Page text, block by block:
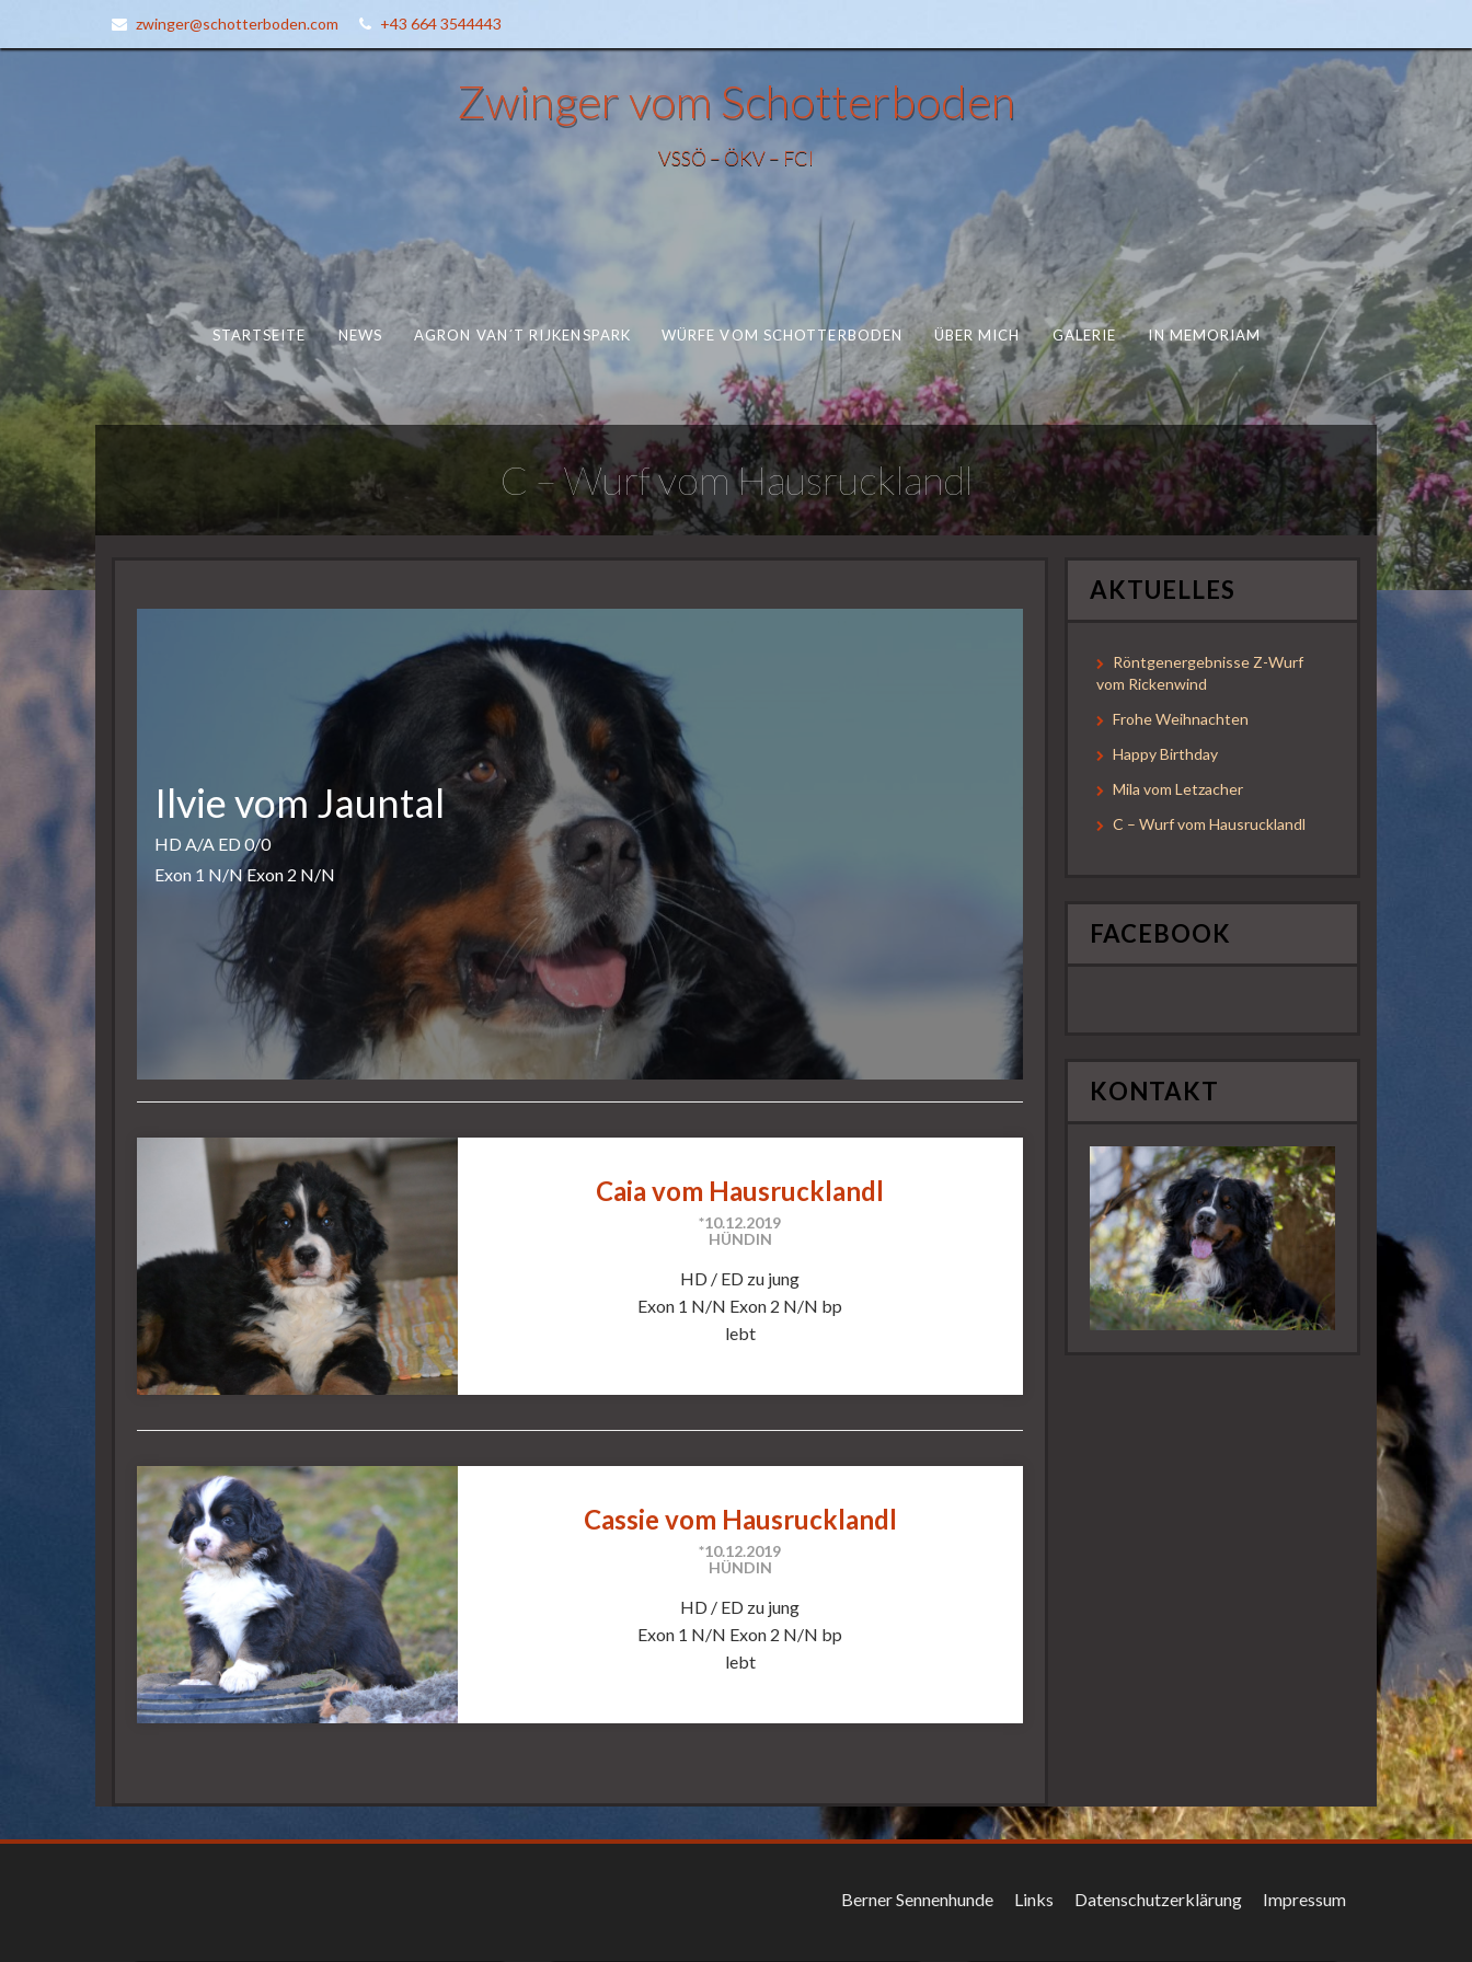
zwinger@schotterboden.com +43 664 3544443
Zwinger vom Schotterboden
VSSÖ – ÖKV – FCI
STARTSEITE NEWS AGRON VAN´T RIJKENSPARK WÜRFE VOM SCHOTTERBODEN ÜBER MICH GALERIE IN MEMORIAM
C – Wurf vom Hausrucklandl
Ilvie vom Jauntal
HD A/A ED 0/0
Exon 1 N/N Exon 2 N/N
Caia vom Hausrucklandl
*10.12.2019
HÜNDIN
HD / ED zu jung
Exon 1 N/N Exon 2 N/N bp
lebt
Cassie vom Hausrucklandl
*10.12.2019
HÜNDIN
HD / ED zu jung
Exon 1 N/N Exon 2 N/N bp
lebt
AKTUELLES
Röntgenergebnisse Z-Wurf
vom Rickenwind
Frohe Weihnachten
Happy Birthday
Mila vom Letzacher
C – Wurf vom Hausrucklandl
FACEBOOK
KONTAKT
Berner Sennenhunde Links Datenschutzerklärung Impressum